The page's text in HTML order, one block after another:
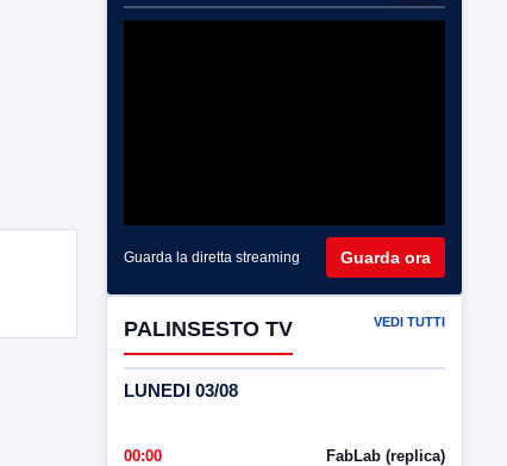
Guarda la diretta streaming Guarda ora
PALINSESTO TV VEDI TUTTI
LUNEDI 03/08
00:00 FabLab (replica)